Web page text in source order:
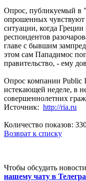
Опрос, публикуемый в
опрошенных
ситуации, когда Греции
респондентов
главе с бывшим
этом сам Пападимос
правительство, - ему
Опрос компании Public
истекающей неделе, в
совершеннолетних
Источник: http://ria.ru
Количество показов:
Возврат к списку
Чтобы обсудить
нашему чату в